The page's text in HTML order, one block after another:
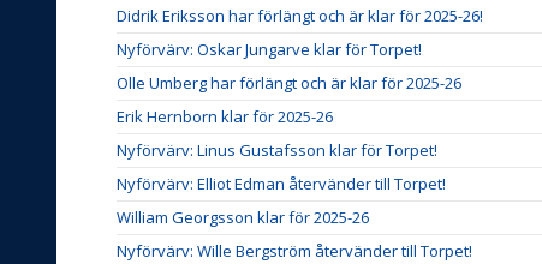
Didrik Eriksson har förlängt och är klar för 2025-26!
Nyförvärv: Oskar Jungarve klar för Torpet!
Olle Umberg har förlängt och är klar för 2025-26
Erik Hernborn klar för 2025-26
Nyförvärv: Linus Gustafsson klar för Torpet!
Nyförvärv: Elliot Edman återvänder till Torpet!
William Georgsson klar för 2025-26
Nyförvärv: Wille Bergström återvänder till Torpet!